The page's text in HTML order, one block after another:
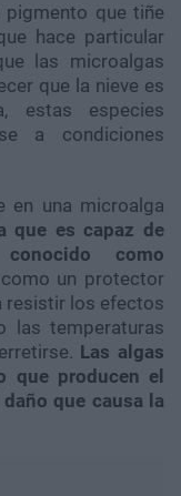
pigmento que tiñe
hace particular
las microalgas
que la nieve es
estas especies
a condiciones
en una microalga
que es capaz de
como
un protector
resistir los efectos
las temperaturas
Las algas
que producen el
que causa la